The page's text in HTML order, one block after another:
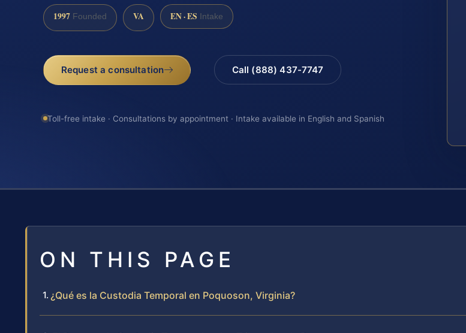
1997 Founded VA EN · ES Intake
Request a consultation Call (888) 437-7747
Toll-free intake · Consultations by appointment · Intake available in English and Spanish
ON THIS PAGE
¿Qué es la Custodia Temporal en Poquoson, Virginia?